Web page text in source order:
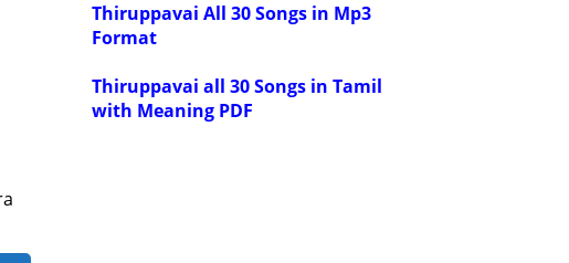
Thiruppavai All 30 Songs in Mp3
Format
Thiruppavai all 30 Songs in Tamil
with Meaning PDF